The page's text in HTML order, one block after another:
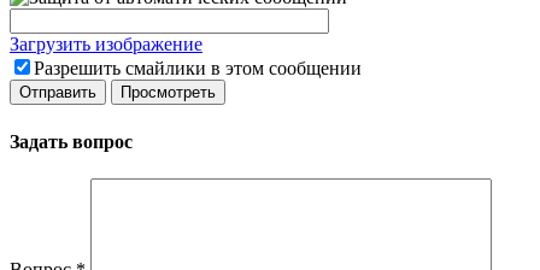
Загрузить изображение
Разрешить смайлики в этом сообщении
Задать вопрос